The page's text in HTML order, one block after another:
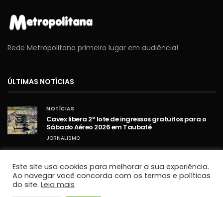
Rede Metropolitana primeiro lugar em audiência!
ÚLTIMAS NOTÍCIAS
NOTÍCIAS
Cavex libera 2º lote de ingressos gratuitos para o
Sábado Aéreo 2026 em Taubaté
JORNALISMO
Umidade relativa do ar fica abaixo de 30% em
cidades do Vale do Paraíba
JORNALISMO
Este site usa cookies para melhorar a sua experiência.
Ao navegar você concorda com os termos e políticas
do site. Leia mais